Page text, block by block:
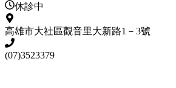
休診中
高雄市大社區觀音里大新路1－3號
(07)3523379